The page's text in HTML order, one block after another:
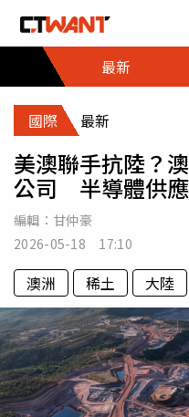
最新
國際 最新
美澳聯手抗陸？
公司 半導體供
編輯： 甘仲豪
2026-05-18 17:10
澳洲 稀土 大陸